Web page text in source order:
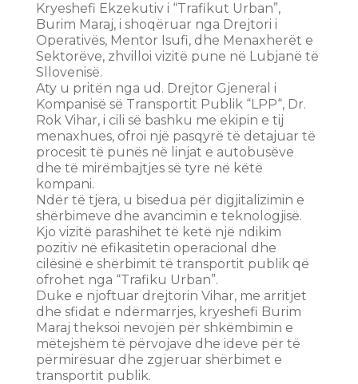
Kryeshefi Ekzekutiv i “Trafikut Urban”,
Burim Maraj, i shoqëruar nga Drejtori i
Operativës, Mentor Isufi, dhe Menaxherët e
Sektorëve, zhvilloi vizitë pune në Lubjanë të
Sllovenisë.
Aty u pritën nga ud. Drejtor Gjeneral i
Kompanisë së Transportit Publik “LPP“, Dr.
Rok Vihar, i cili së bashku me ekipin e tij
menaxhues, ofroi një pasqyrë të detajuar të
procesit të punës në linjat e autobusëve
dhe të mirëmbajtjes së tyre në këtë
kompani.
Ndër të tjera, u bisedua për digjitalizimin e
shërbimeve dhe avancimin e teknologjisë.
Kjo vizitë parashihet të ketë një ndikim
pozitiv në efikasitetin operacional dhe
cilësinë e shërbimit të transportit publik që
ofrohet nga “Trafiku Urban”.
Duke e njoftuar drejtorin Vihar, me arritjet
dhe sfidat e ndërmarrjes, kryeshefi Burim
Maraj theksoi nevojën për shkëmbimin e
mëtejshëm të përvojave dhe ideve për të
përmirësuar dhe zgjeruar shërbimet e
transportit publik.